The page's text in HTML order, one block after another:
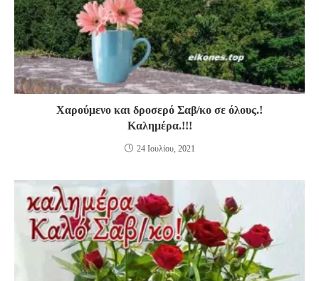
Χαρούμενο και δροσερό Σαβ/κο σε όλους.!
Καλημέρα.!!!
24 Ιουλίου, 2021